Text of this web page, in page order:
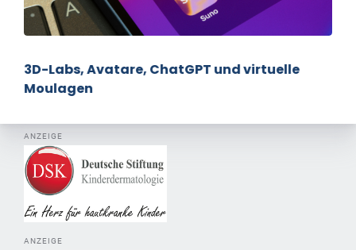
3D-Labs, Avatare, ChatGPT und virtuelle
Moulagen
ANZEIGE
ANZEIGE